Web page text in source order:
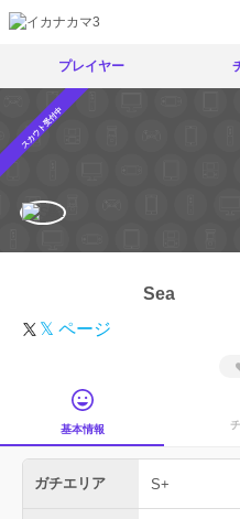
プレイヤー
スカウト受付中
Sea
𝕏 ページ
基本情報
ガチエリア S+